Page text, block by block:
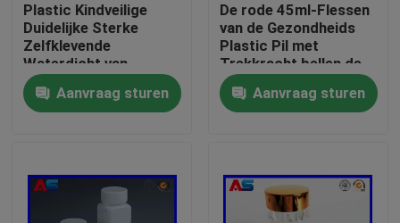
Huis
Ongeveer ons
Plastic Kindveilige
Duidelijke Sterke
Zelfklevende
Waterdicht van
Pillenflessen voor
Mondelinge Tablet
Aanvraag sturen
De rode 45ml-Flessen
van de Gezondheids
Plastic Pil met
Trekkracht bellen de
Gevoelige Verbinding
van GLB/van de
Bescherming
Aanvraag sturen